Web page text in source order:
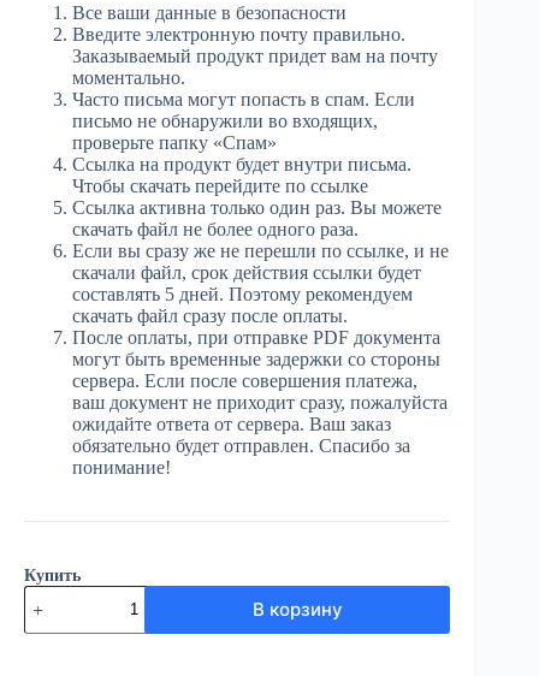
Все ваши данные в безопасности
Введите электронную почту правильно.
Заказываемый продукт придет вам на почту
моментально.
Часто письма могут попасть в спам. Если
письмо не обнаружили во входящих,
проверьте папку «Спам»
Ссылка на продукт будет внутри письма.
Чтобы скачать перейдите по ссылке
Ссылка активна только один раз. Вы можете
скачать файл не более одного раза.
Если вы сразу же не перешли по ссылке, и не
скачали файл, срок действия ссылки будет
составлять 5 дней. Поэтому рекомендуем
скачать файл сразу после оплаты.
После оплаты, при отправке PDF документа
могут быть временные задержки со стороны
сервера. Если после совершения платежа,
ваш документ не приходит сразу, пожалуйста
ожидайте ответа от сервера. Ваш заказ
обязательно будет отправлен. Спасибо за
понимание!
Купить
Количество
товара
ЮГ
В корзину